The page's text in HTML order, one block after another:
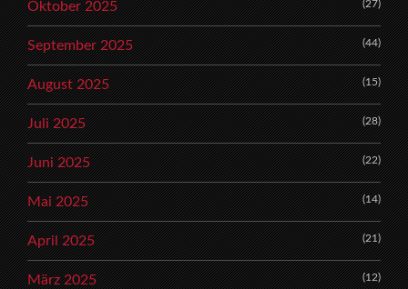
Oktober 2025 (27)
September 2025 (44)
August 2025 (15)
Juli 2025 (28)
Juni 2025 (22)
Mai 2025 (14)
April 2025 (21)
März 2025 (12)